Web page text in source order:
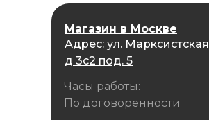
Магазин в Москве
Адрес: ул. Марксистская
д 3с2 под. 5
Часы работы:
По договоренности